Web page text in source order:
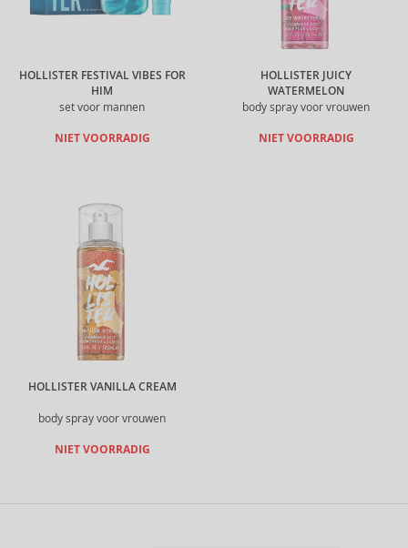
HOLLISTER FESTIVAL VIBES FOR
HIM
set voor mannen
NIET VOORRADIG
HOLLISTER JUICY
WATERMELON
body spray voor vrouwen
NIET VOORRADIG
HOLLISTER VANILLA CREAM
body spray voor vrouwen
NIET VOORRADIG